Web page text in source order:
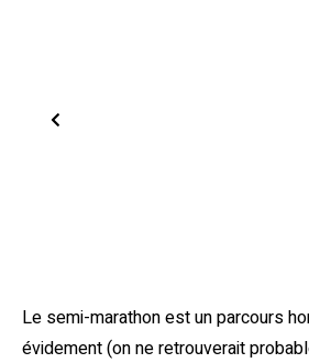
Le semi-marathon est un parcours
évidement (on ne retrouverait